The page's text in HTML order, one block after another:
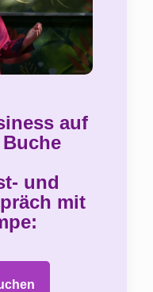
auf
und
mit